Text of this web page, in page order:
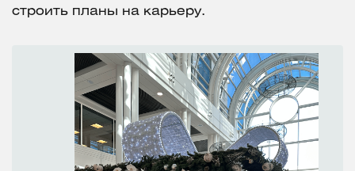
строить планы на карьеру.